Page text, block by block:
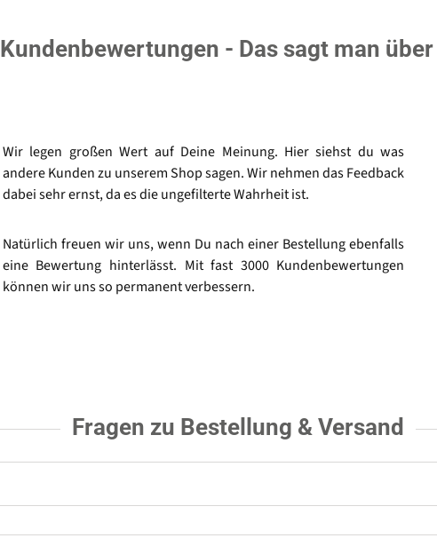
Kundenbewertungen - Das sagt man
Wir legen großen Wert auf Deine Meinung. Hier siehst du was
andere Kunden zu unserem Shop sagen. Wir nehmen das Feedback
dabei sehr ernst, da es die ungefilterte Wahrheit ist.
Natürlich freuen wir uns, wenn Du nach einer Bestellung ebenfalls
eine Bewertung hinterlässt. Mit fast 3000 Kundenbewertungen
können wir uns so permanent verbessern.
Fragen zu Bestellung & Versand